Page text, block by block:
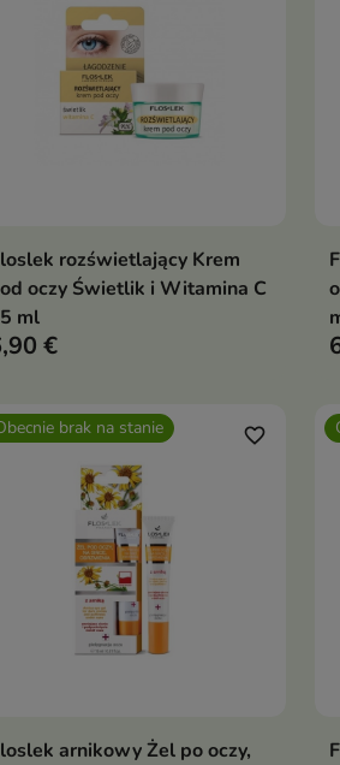
Dodaj do koszyka
rozświetlający Krem
oczy Świetlik i Witamina C
ml
€
brak na stanie favorite_border
arnikowy Żel po oczy,